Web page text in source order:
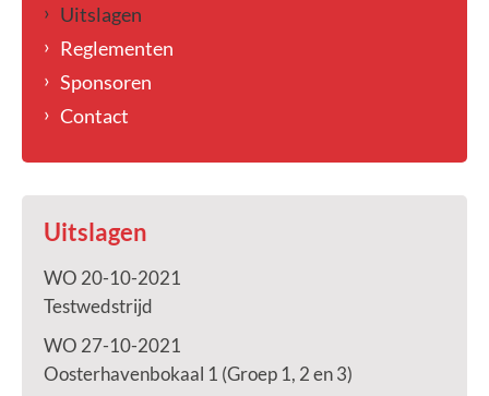
Uitslagen
Reglementen
Sponsoren
Contact
Uitslagen
WO 20-10-2021
Testwedstrijd
WO 27-10-2021
Oosterhavenbokaal 1 (Groep 1, 2 en 3)